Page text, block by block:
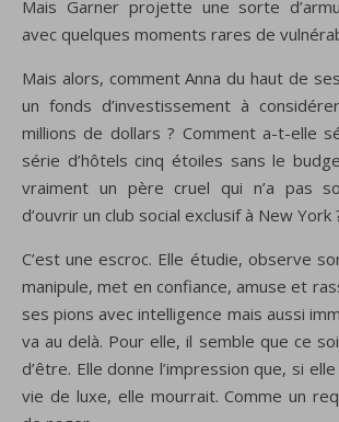
Mais Garner projette une sorte
avec quelques moments rares de
Mais alors, comment Anna du haut de
un fonds d’investissement à
millions de dollars ? Comment a-t-elle
série d’hôtels cinq étoiles sans le
vraiment un père cruel qui n’a pas
d’ouvrir un club social exclusif à New York
C’est une escroc. Elle étudie, observe
manipule, met en confiance, amuse et
ses pions avec intelligence mais aussi
va au delà. Pour elle, il semble que ce
d’être. Elle donne l’impression que, si
vie de luxe, elle mourrait. Comme un